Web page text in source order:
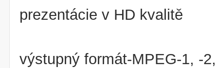
prezentácie v HD kvalitě
výstupný formát-MPEG-1, -